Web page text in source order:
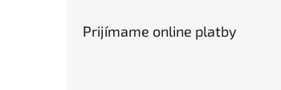
Prijímame online platby